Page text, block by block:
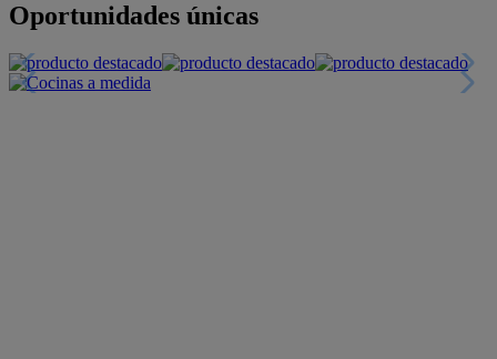
Oportunidades únicas